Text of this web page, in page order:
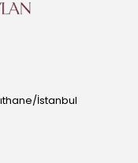
İstanbul